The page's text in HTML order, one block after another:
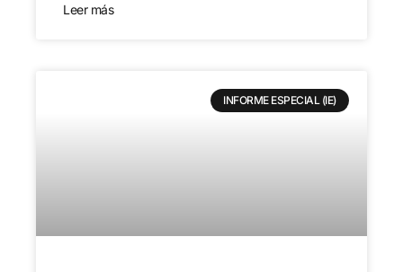
Leer más
INFORME ESPECIAL (IE)